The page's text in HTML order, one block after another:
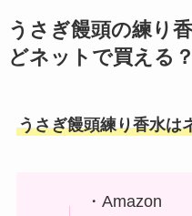
うさぎ饅頭の練り
どネットで買える？
うさぎ饅頭練り香水は
・Amazon